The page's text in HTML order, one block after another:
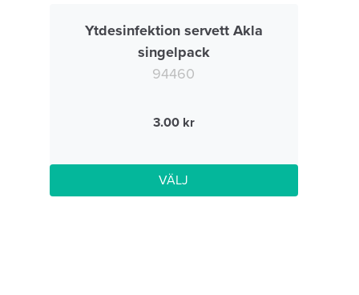
Ytdesinfektion servett Akla
singelpack
94460
3.00
VÄLJ